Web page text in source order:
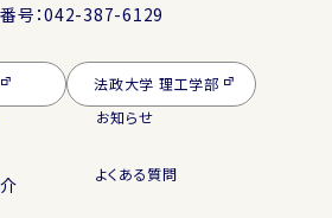
号：042-387-6129
法政大学 理工学部
お知らせ
よくある質問